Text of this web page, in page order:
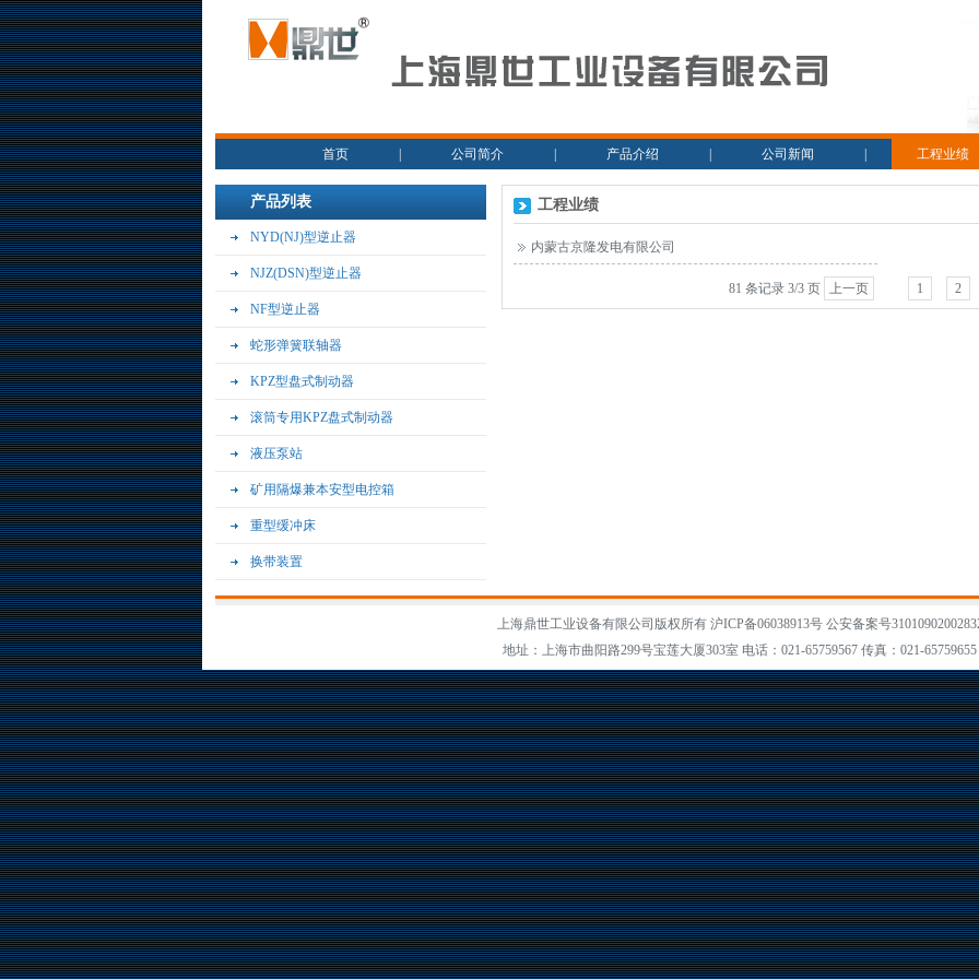
首页 公司简介 产品介绍 公司新闻 工程业绩
产品列表
NYD(NJ)型逆止器
NJZ(DSN)型逆止器
NF型逆止器
蛇形弹簧联轴器
KPZ型盘式制动器
滚筒专用KPZ盘式制动器
液压泵站
矿用隔爆兼本安型电控箱
重型缓冲床
换带装置
工程业绩
内蒙古京隆发电有限公司
81 条记录 3/3 页 上一页 1 2
上海鼎世工业设备有限公司版权所有 沪ICP备06038913号 公安备案号
地址：上海市曲阳路299号宝莲大厦303室 电话：021-65759567 传真：021-65759655